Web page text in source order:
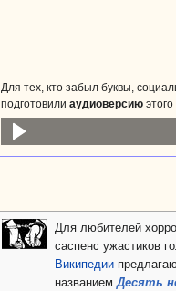
Для тех, кто забыл буквы,
подготовили аудиоверсию
Для любителей
саспенс ужастиков
Википедии
названиемДесять